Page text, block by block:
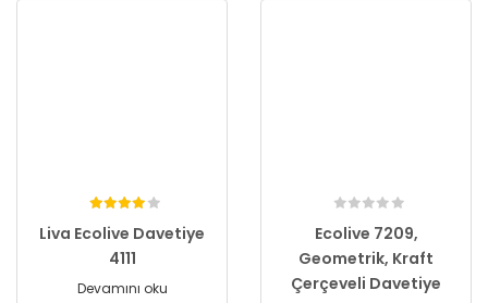
Liva Ecolive Davetiye
4111
Devamını oku
Ecolive 7209,
Geometrik, Kraft
Çerçeveli Davetiye